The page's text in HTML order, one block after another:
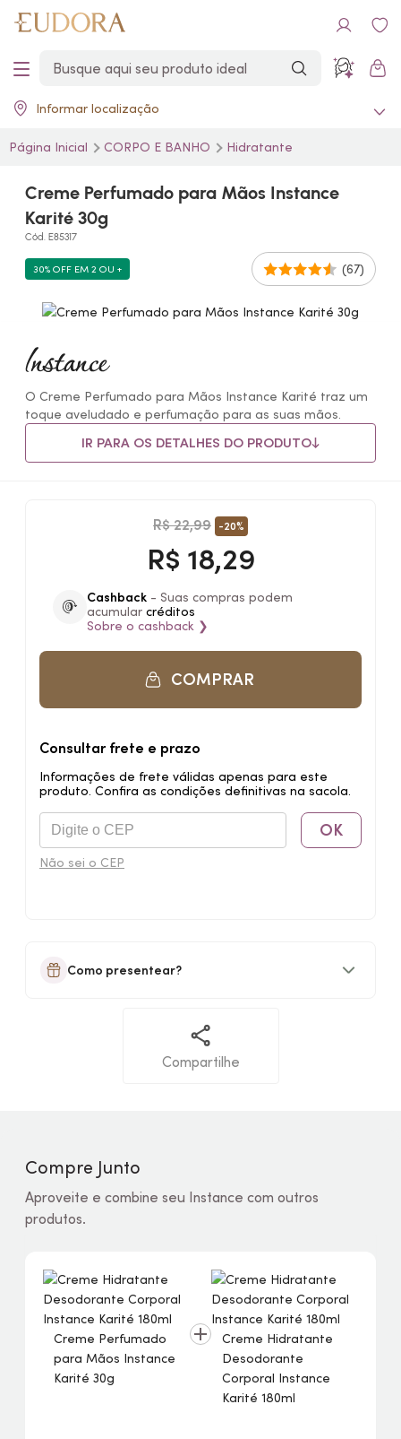
Informar localização
Página Inicial CORPO E BANHO Hidratante
Creme Perfumado para Mãos Instance
Karité 30g
Cód. E85317
30% OFF EM 2 OU + (67)
O Creme Perfumado para Mãos Instance Karité traz um
toque aveludado e perfumação para as suas mãos.
IR PARA OS DETALHES DO PRODUTO
R$ 22,99 -20%
R$ 18,29
Cashback - Suas compras podem
acumular créditos
Sobre o cashback ❯
COMPRAR
Consultar frete e prazo
Informações de frete válidas apenas para este
produto. Confira as condições definitivas na sacola.
OK
Não sei o CEP
Como presentear?
Compartilhe
Compre Junto
Aproveite e combine seu Instance com outros
produtos.
Creme Perfumado
para Mãos Instance
Karité 30g
Creme Hidratante
Desodorante
Corporal Instance
Karité 180ml